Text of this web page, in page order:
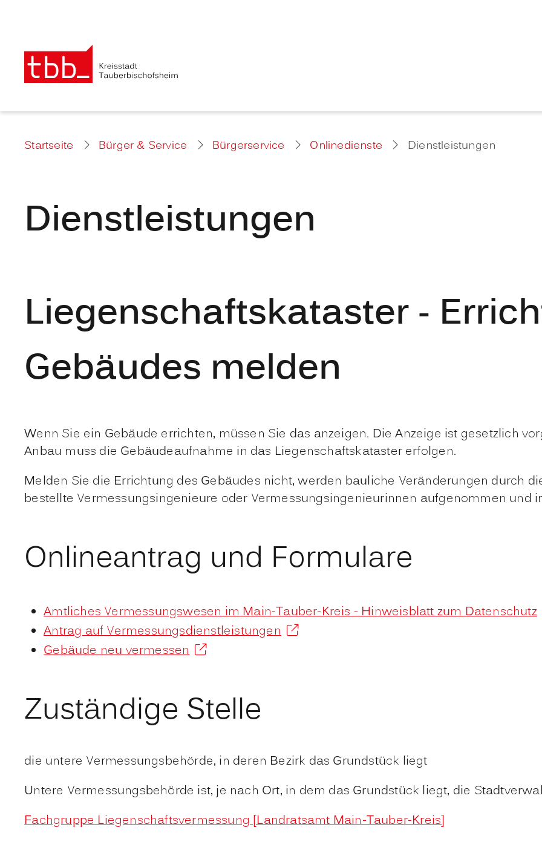
Startseite Bürger & Service Bürgerservice Onlinedienste Dienstleistungen
Dienstleistungen
Liegenschaftskataster -
Gebäudes melden
Wenn Sie ein Gebäude errichten, müssen Sie das anzeigen. Die Anzeige ist gesetzlich
Anbau muss die Gebäudeaufnahme in das Liegenschaftskataster erfolgen.
Melden Sie die Errichtung des Gebäudes nicht, werden bauliche Veränderungen durch
bestellte Vermessungsingenieure oder Vermessungsingenieurinnen aufgenommen und
Onlineantrag und Formulare
Amtliches Vermessungswesen im Main-Tauber-Kreis - Hinweisblatt zum Datenschutz
Antrag auf Vermessungsdienstleistungen
Gebäude neu vermessen
Zuständige Stelle
die untere Vermessungsbehörde, in deren Bezirk das Grundstück liegt
Untere Vermessungsbehörde ist, je nach Ort, in dem das Grundstück liegt, die
Fachgruppe Liegenschaftsvermessung [Landratsamt Main-Tauber-Kreis]